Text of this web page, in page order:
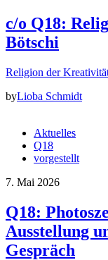
c/o Q18:
Bötschi
Religion der
byLioba Schmidt
Aktuelles
Q18
vorgestellt
7. Mai 2026
Q18:
Ausstellung
Gespräch